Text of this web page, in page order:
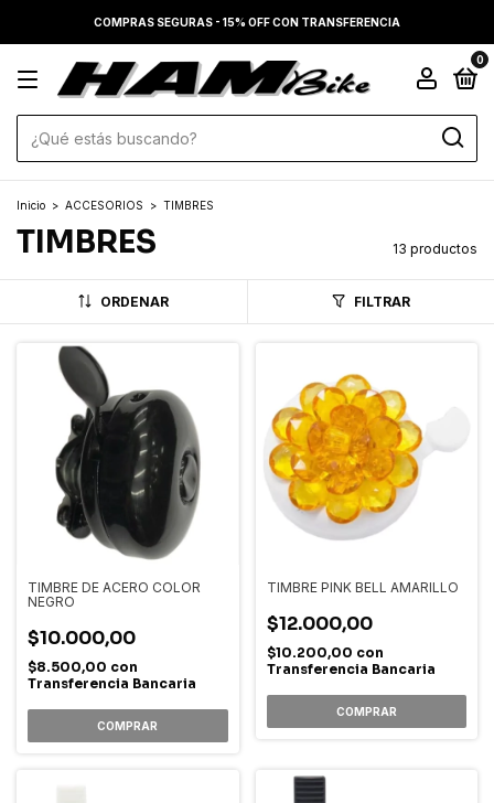
COMPRAS SEGURAS - 15% OFF CON TRANSFERENCIA
0
Inicio > ACCESORIOS > TIMBRES
TIMBRES 13 productos
ORDENAR FILTRAR
TIMBRE DE ACERO COLOR
NEGRO
$10.000,00
$8.500,00 con
Transferencia Bancaria
TIMBRE PINK BELL AMARILLO
$12.000,00
$10.200,00 con
Transferencia Bancaria